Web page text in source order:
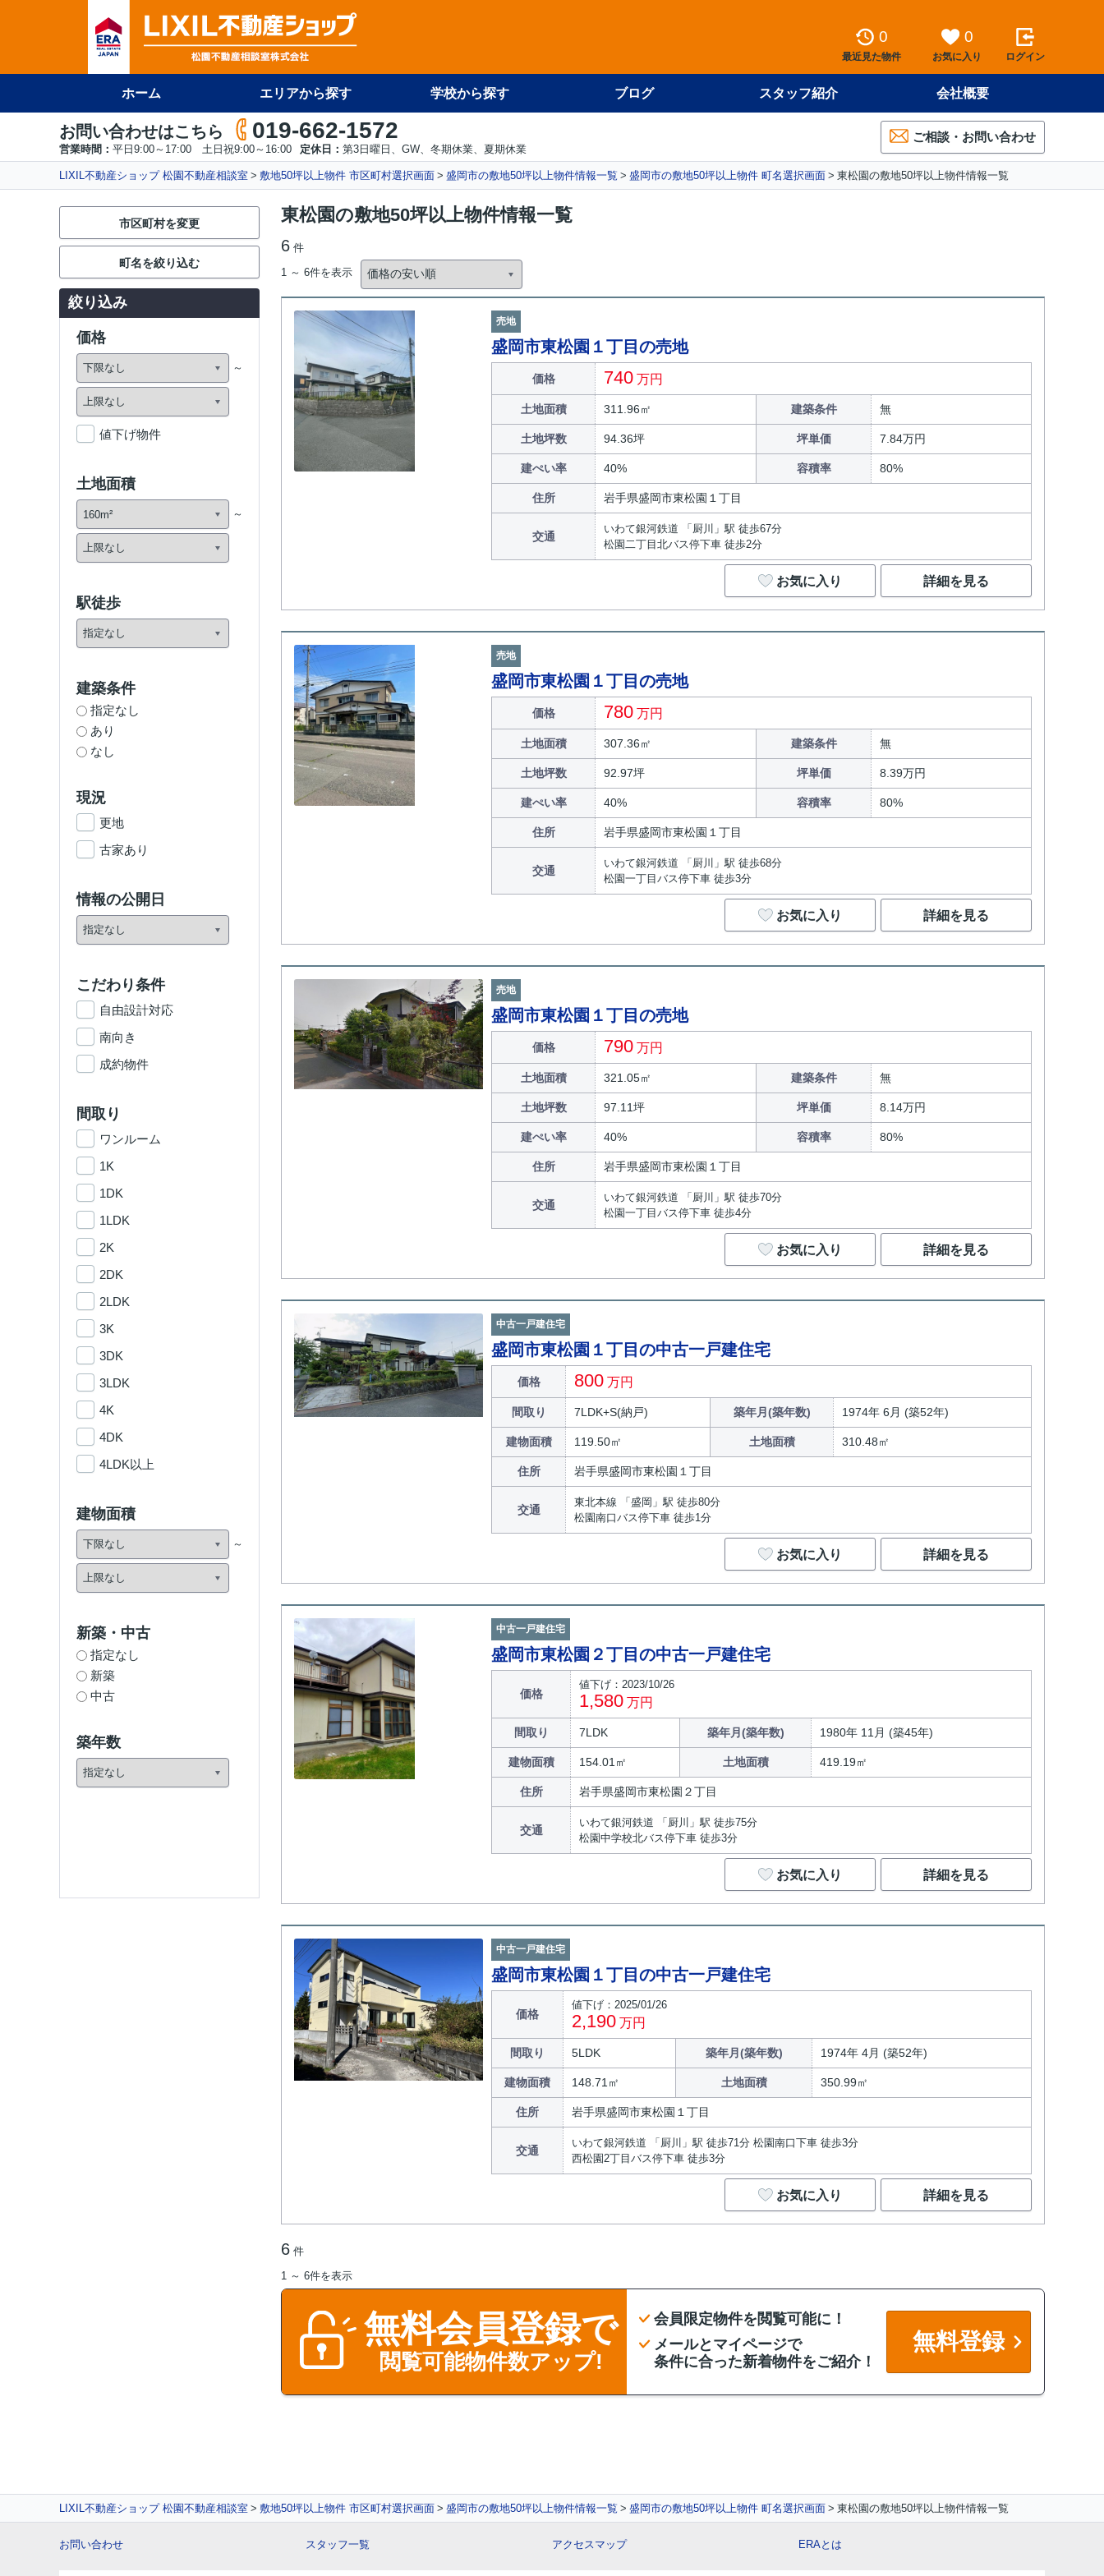
0
最近見た物件
0
お気に入り ログイン
ホーム エリアから探す 学校から探す ブログ スタッフ紹介 会社概要
お問い合わせはこちら 019-662-1572
営業時間： 平日9:00～17:00 土日祝9:00～16:00 定休日： 第3日曜日、GW、冬期休業、夏期休業
ご相談・お問い合わせ
LIXIL不動産ショップ 松園不動産相談室 敷地50坪以上物件 市区町村選択画面 盛岡市の敷地50坪以上物件情報一覧 盛岡市の敷地50坪以上物件 町名選択画面 東松園の敷地50坪以上物件情報一覧
東松園の敷地50坪以上物件情報一覧
6 件
1 ～ 6件を表示
売地
盛岡市東松園１丁目の売地
価格 740 万円
土地面積 311.96㎡ 建築条件 無
土地坪数 94.36坪 坪単価 7.84万円
建ぺい率 40% 容積率 80%
住所 岩手県盛岡市東松園１丁目
交通
いわて銀河鉄道 「厨川」駅 徒歩67分
松園二丁目北バス停下車 徒歩2分
お気に入り 詳細を見る
売地
盛岡市東松園１丁目の売地
価格 780 万円
土地面積 307.36㎡ 建築条件 無
土地坪数 92.97坪 坪単価 8.39万円
建ぺい率 40% 容積率 80%
住所 岩手県盛岡市東松園１丁目
交通
いわて銀河鉄道 「厨川」駅 徒歩68分
松園一丁目バス停下車 徒歩3分
お気に入り 詳細を見る
売地
盛岡市東松園１丁目の売地
価格 790 万円
土地面積 321.05㎡ 建築条件 無
土地坪数 97.11坪 坪単価 8.14万円
建ぺい率 40% 容積率 80%
住所 岩手県盛岡市東松園１丁目
交通
いわて銀河鉄道 「厨川」駅 徒歩70分
松園一丁目バス停下車 徒歩4分
お気に入り 詳細を見る
中古一戸建住宅
盛岡市東松園１丁目の中古一戸建住宅
価格 800 万円
間取り 7LDK+S(納戸) 築年月(築年数) 1974年 6月 (築52年)
建物面積 119.50㎡ 土地面積 310.48㎡
住所 岩手県盛岡市東松園１丁目
交通
東北本線 「盛岡」駅 徒歩80分
松園南口バス停下車 徒歩1分
お気に入り 詳細を見る
中古一戸建住宅
盛岡市東松園２丁目の中古一戸建住宅
価格
値下げ：2023/10/26
1,580 万円
間取り 7LDK 築年月(築年数) 1980年 11月 (築45年)
建物面積 154.01㎡ 土地面積 419.19㎡
住所 岩手県盛岡市東松園２丁目
交通
いわて銀河鉄道 「厨川」駅 徒歩75分
松園中学校北バス停下車 徒歩3分
お気に入り 詳細を見る
中古一戸建住宅
盛岡市東松園１丁目の中古一戸建住宅
価格
値下げ：2025/01/26
2,190 万円
間取り 5LDK 築年月(築年数) 1974年 4月 (築52年)
建物面積 148.71㎡ 土地面積 350.99㎡
住所 岩手県盛岡市東松園１丁目
交通
いわて銀河鉄道 「厨川」駅 徒歩71分 松園南口下車 徒歩3分
西松園2丁目バス停下車 徒歩3分
お気に入り 詳細を見る
6 件
1 ～ 6件を表示
無料会員登録で
閲覧可能物件数アップ!
会員限定物件を閲覧可能に！
メールとマイページで
条件に合った新着物件をご紹介！
無料登録
市区町村を変更
町名を絞り込む
絞り込み
価格
値下げ物件
土地面積
駅徒歩
建築条件
指定なし
あり
なし
現況
更地
古家あり
情報の公開日
こだわり条件
自由設計対応
南向き
成約物件
間取り
ワンルーム
1K
1DK
1LDK
2K
2DK
2LDK
3K
3DK
3LDK
4K
4DK
4LDK以上
建物面積
新築・中古
指定なし
新築
中古
築年数
LIXIL不動産ショップ 松園不動産相談室 敷地50坪以上物件 市区町村選択画面 盛岡市の敷地50坪以上物件情報一覧 盛岡市の敷地50坪以上物件 町名選択画面 東松園の敷地50坪以上物件情報一覧
お問い合わせ スタッフ一覧 アクセスマップ ERAとは